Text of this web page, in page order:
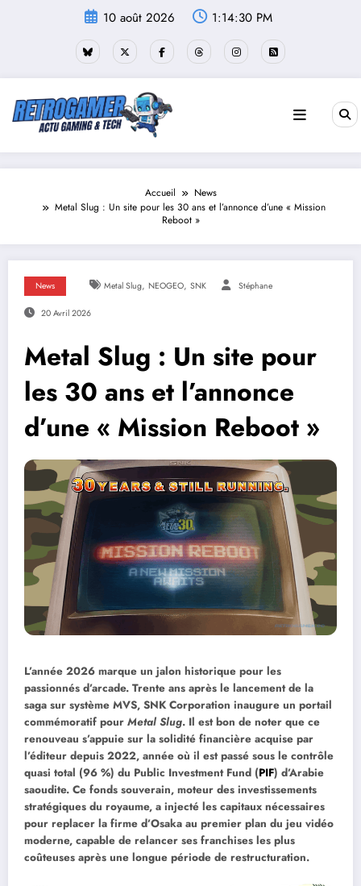
10 août 2026 1:14:30 PM
Accueil
News
Metal Slug : Un site pour les 30 ans et l’annonce d’une « Mission
Reboot »
News Metal Slug, NEOGEO, SNK Stéphane
20 Avril 2026
Metal Slug : Un site pour
les 30 ans et l’annonce
d’une « Mission Reboot »
L’année 2026 marque un jalon historique pour les
passionnés d’arcade. Trente ans après le lancement de la
saga sur système MVS, SNK Corporation inaugure un portail
commémoratif pour Metal Slug. Il est bon de noter que ce
renouveau s’appuie sur la solidité financière acquise par
l’éditeur depuis 2022, année où il est passé sous le contrôle
quasi total (96 %) du Public Investment Fund (PIF) d’Arabie
saoudite. Ce fonds souverain, moteur des investissements
stratégiques du royaume, a injecté les capitaux nécessaires
pour replacer la firme d’Osaka au premier plan du jeu vidéo
moderne, capable de relancer ses franchises les plus
coûteuses après une longue période de restructuration.